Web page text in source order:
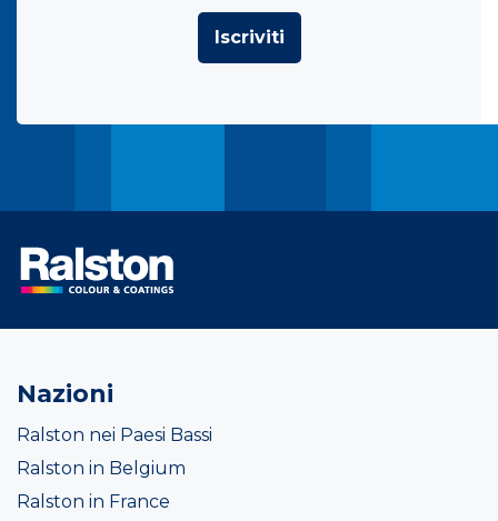
Iscriviti
Nazioni
Ralston nei Paesi Bassi
Ralston in Belgium
Ralston in France